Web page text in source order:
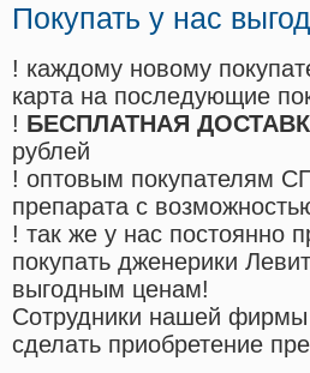
Покупать у нас
! каждому новому
карта на последующие
! БЕСПЛАТНАЯ
рублей
! оптовым покупателям
препарата с
! так же у нас постоянно
покупать дженерики
выгодным ценам!
Cотрудники нашей
сделать приобретение